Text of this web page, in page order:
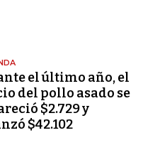
el último año, el
del pollo asado se
$2.729 y
$42.102